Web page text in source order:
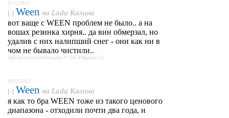
11.12.2013
[-] Ween на Lada Калина
вот ваще с WEEN проблем не было.. а на
вошах резинка хирня.. да вин обмерзал, но
удалив с них налипший снег - они как ни в
чом не бывало чистили..
lkforum.ru/showthread.php?t=58749&page=12
09.12.2013
[-] Ween на Lada Калина
я как то бра WEEN тоже из такого ценового
диапазона - отходили почти два года, и